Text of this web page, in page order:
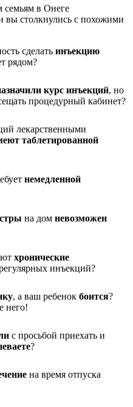
семьям в Онеге
вы столкнулись с похожими
сделать инъекцию
рядом?
курс инъекций, но
процедурный кабинет?
лекарственными
таблетированной
немедленной
на дом невозможен
хронические
инъекций?
, а ваш ребенок боится?
него!
с просьбой приехать и
?
на время отпуска